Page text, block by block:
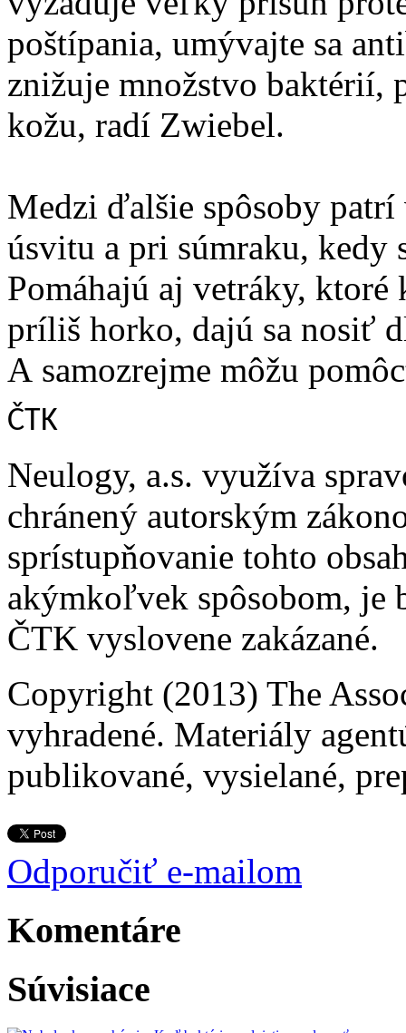
poštípania, umývajte sa
znižuje množstvo baktérií,
kožu, radí Zwiebel.
Medzi ďalšie spôsoby
úsvitu a pri súmraku, kedy
Pomáhajú aj vetráky,
príliš horko, dajú sa nosiť
A samozrejme môžu
ČTK
Neulogy, a.s. využíva
chránený autorským
sprístupňovanie tohto
akýmkoľvek spôsobom, je
ČTK vyslovene zakázané.
Copyright (2013) The
vyhradené. Materiály
publikované, vysielané,
Odporučiť e-mailom
Komentáre
Súvisiace